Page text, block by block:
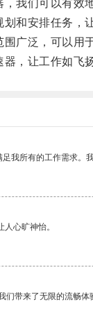
们可以有效地
安排任务，让
泛，可以用于
让工作如飞扬
我所有的工作需求。
心旷神怡。
带来了无限的流畅体